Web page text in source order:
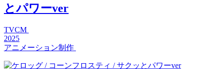
とパワーver
TVCM
2025
アニメーション制作